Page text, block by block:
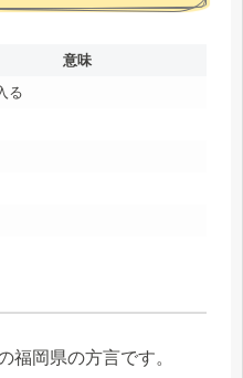
意味
る
福岡県の方言です。